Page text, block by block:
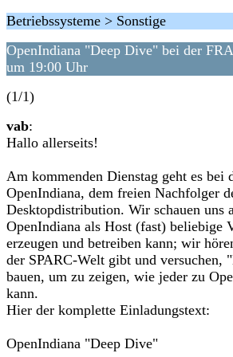
Betriebssysteme > Sonstige
OpenIndiana "Deep Dive" bei der
um 19:00 Uhr
(1/1)
vab:
Hallo allerseits!
Am kommenden Dienstag geht es bei
OpenIndiana, dem freien Nachfolger
Desktopdistribution. Wir schauen uns
OpenIndiana als Host (fast) beliebige
erzeugen und betreiben kann; wir
der SPARC-Welt gibt und versuchen,
bauen, um zu zeigen, wie jeder zu
kann.
Hier der komplette Einladungstext:
OpenIndiana "Deep Dive"